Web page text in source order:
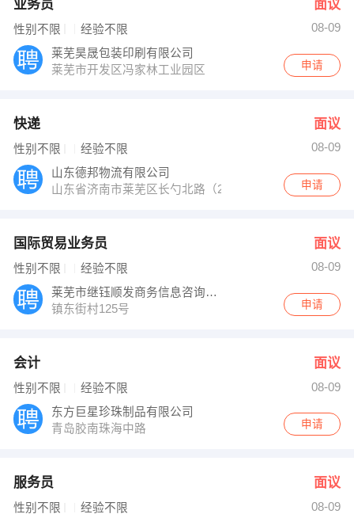
业务员 面议
性别不限 经验不限
08-09
莱芜昊晟包装印刷有限公司
莱芜市开发区冯家林工业园区
申请
快递 面议
性别不限 经验不限
08-09
山东德邦物流有限公司
山东省济南市莱芜区长勺北路（242省道）莱芜区青少年
申请
国际贸易业务员 面议
性别不限 经验不限
08-09
莱芜市继钰顺发商务信息咨询有限公司
镇东街村125号
申请
会计 面议
性别不限 经验不限
08-09
东方巨星珍珠制品有限公司
青岛胶南珠海中路
申请
服务员 面议
性别不限 经验不限
08-09